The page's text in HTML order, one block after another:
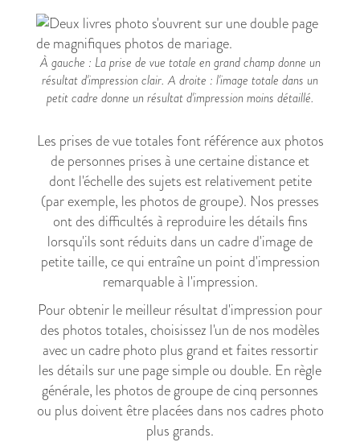
À gauche : La prise de vue totale en grand champ donne un
résultat d'impression clair. A droite : l'image totale dans un
petit cadre donne un résultat d'impression moins détaillé.
Les prises de vue totales font référence aux photos
de personnes prises à une certaine distance et
dont l'échelle des sujets est relativement petite
(par exemple, les photos de groupe). Nos presses
ont des difficultés à reproduire les détails fins
lorsqu'ils sont réduits dans un cadre d'image de
petite taille, ce qui entraîne un point d'impression
remarquable à l'impression.
Pour obtenir le meilleur résultat d'impression pour
des photos totales, choisissez l'un de nos modèles
avec un cadre photo plus grand et faites ressortir
les détails sur une page simple ou double. En règle
générale, les photos de groupe de cinq personnes
ou plus doivent être placées dans nos cadres photo
plus grands.